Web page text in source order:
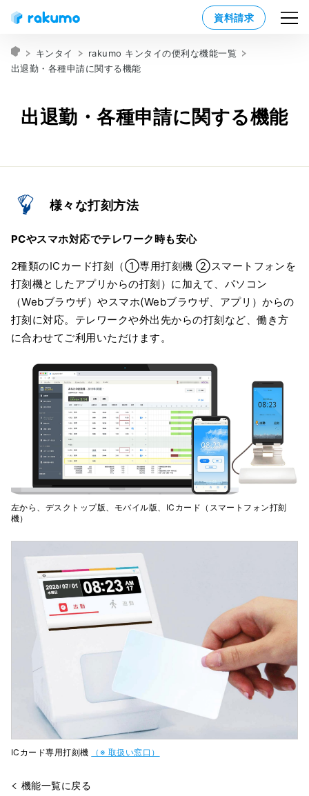
資料請求
キンタイ
rakumo キンタイの便利な機能一覧
出退勤・各種申請に関する機能
出退勤・各種申請に関する機能
様々な打刻方法
PCやスマホ対応でテレワーク時も安心
2種類のICカード打刻（①専用打刻機 ②スマートフォンを
打刻機としたアプリからの打刻）に加えて、パソコン
（Webブラウザ）やスマホ(Webブラウザ、アプリ）からの
打刻に対応。テレワークや外出先からの打刻など、働き方
に合わせてご利用いただけます。
左から、デスクトップ版、モバイル版、ICカード（スマートフォン打刻
機）
ICカード専用打刻機 （※ 取扱い窓口）
機能一覧に戻る